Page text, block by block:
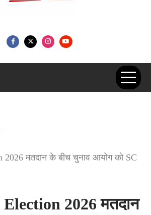
मतदान के बीच चुनाव आयोग को SC
2026 मतदान